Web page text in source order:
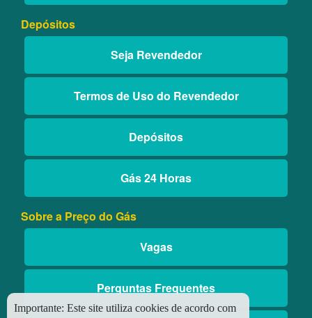
Depósitos
Seja Revendedor
Termos de Uso do Revendedor
Depósitos
Gás 24 Horas
Sobre a Preço do Gás
Vagas
Perguntas Frequentes
Importante: Este site utiliza cookies de acordo com